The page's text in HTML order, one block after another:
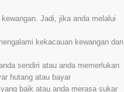
Jadi, jika anda melalui
kekacauan kewangan dan
sendiri atau anda memerlukan
hutang atau bayar
baik atau anda merasa sukar